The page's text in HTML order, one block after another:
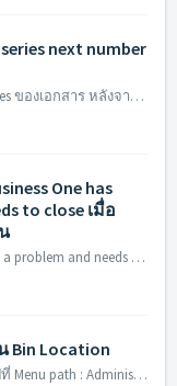
series next number
Error เกิดขึ้นเมื่อผู้ใช้งานทำการสร้าง Series ของเอกสาร หลังจากระบุเลขที่ Series และกดปุ่ม Update เกิดแจ้งเตือน Error : Invalid series next number [Message ...
One has
to close เมื่อ
Error : SAP Business One has encountered a problem and needs to close Diagnostic file will not be created เกิดขึ้นเมื่อทำการ Preview แบบฟอร์ม หรือรายงาน ...
Bin Location
ขั้นตอนการเปิดใช้งาน Bin Location 1. ไปที่ Menu path : Administration > Setup > Inventory > Warehouses 1.2. กำหนดชื่อและรหัสของคลังสินค้าที่...